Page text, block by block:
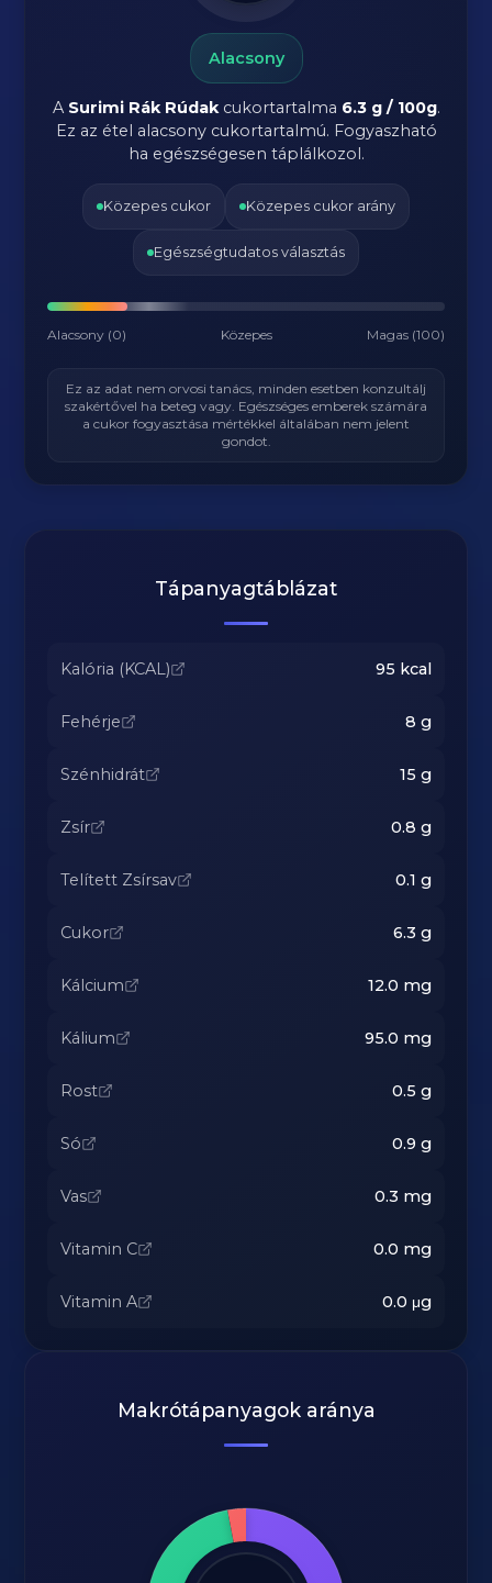
Alacsony
A Surimi Rák Rúdakcukortartalma 6.3 g / 100g.
Ez az étel alacsony cukortartalmú. Fogyaszható
ha egészségesen táplálkozol.
Közepes cukor Közepes cukor arány
Egészségtudatos választás
Alacsony (0) Közepes Magas (100)
Ez az adat nem orvosi tanács, minden esetben konzultálj
szakértővel ha beteg vagy. Egészséges emberek számára
a cukor fogyasztása mértékkel általában nem jelent
gondot.
Tápanyagtáblázat
Kalória (KCAL) 95 kcal
Fehérje 8 g
Szénhidrát 15 g
Zsír 0.8 g
Telített Zsírsav 0.1 g
Cukor 6.3 g
Kálcium 12.0 mg
Kálium 95.0 mg
Rost 0.5 g
Só 0.9 g
Vas 0.3 mg
Vitamin C 0.0 mg
Vitamin A 0.0 μg
Makrótápanyagok aránya